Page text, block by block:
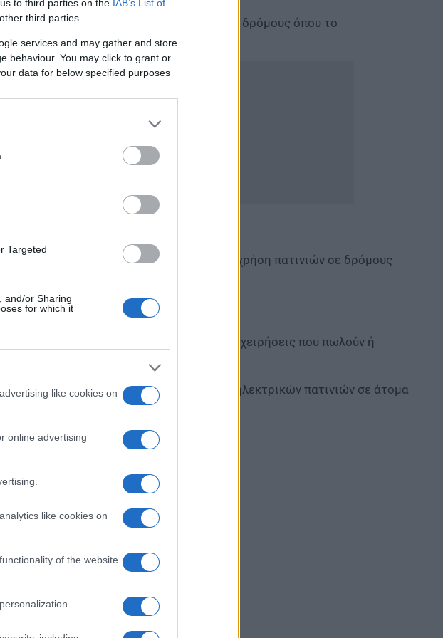
to third parties on the IAB’s List of
third parties.
services and may gather and store
behaviour. You may click to grant or
data for below specified purposes
Targeted
and/or Sharing
for which it
like cookies on
online advertising
like cookies on
of the website
κυκλοφορούν με ηλεκτρικά πατίνια σε δρόμους όπου το
των 50 χιλιομέτρων την ώρα.
στα 350 ευρώ, με στόχο να αποτραπεί η χρήση πατινιών σε δρόμους
αυξημένος.
σε ανηλίκους
οδηγούς, αλλά επεκτείνεται και στις επιχειρήσεις που πωλούν ή
η εκμίσθωση και κάθε μορφή διάθεσης ηλεκτρικών πατινιών σε άτομα